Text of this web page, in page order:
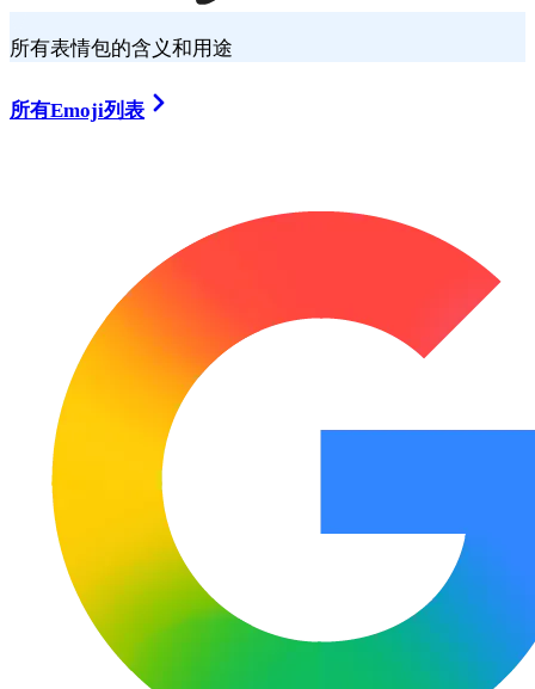
所有表情包的含义和用途
所有Emoji列表